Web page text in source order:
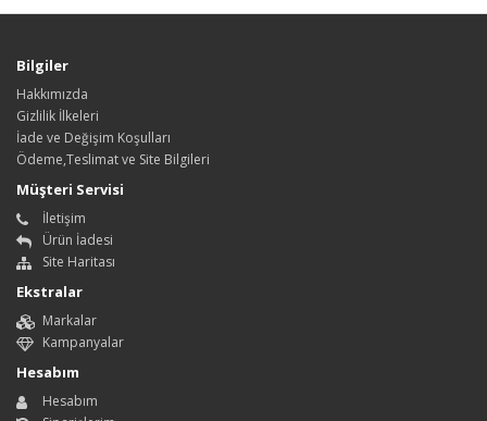
Bilgiler
Hakkımızda
Gizlilik İlkeleri
İade ve Değişim Koşulları
Ödeme,Teslimat ve Site Bilgileri
Müşteri Servisi
İletişim
Ürün İadesi
Site Haritası
Ekstralar
Markalar
Kampanyalar
Hesabım
Hesabım